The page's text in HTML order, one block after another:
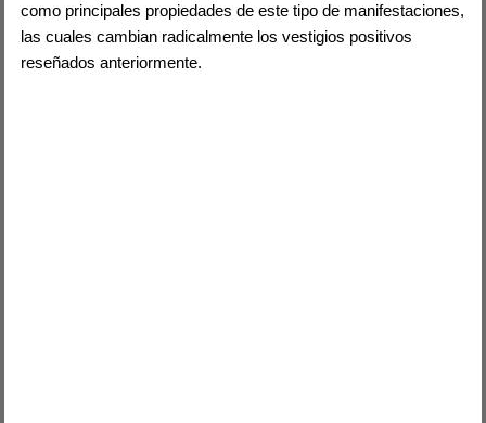
como principales propiedades de este tipo de manifestaciones,
las cuales cambian radicalmente los vestigios positivos
reseñados anteriormente.